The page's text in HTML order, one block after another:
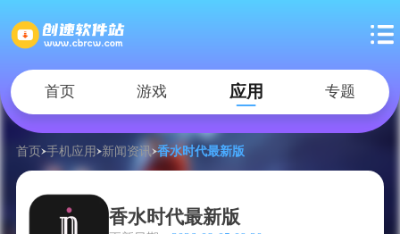
首页 游戏 应用 专题
首页 手机应用 新闻资讯 香水时代最新版
香水时代最新版